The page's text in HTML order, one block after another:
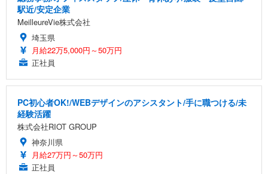
駅近/安定企業
MeilleureVie株式会社
埼玉県
月給22万5,000円～50万円
正社員
PC初心者OK!/WEBデザインのアシスタント/手に職つける/未
経験活躍
株式会社RIOT GROUP
神奈川県
月給27万円～50万円
正社員